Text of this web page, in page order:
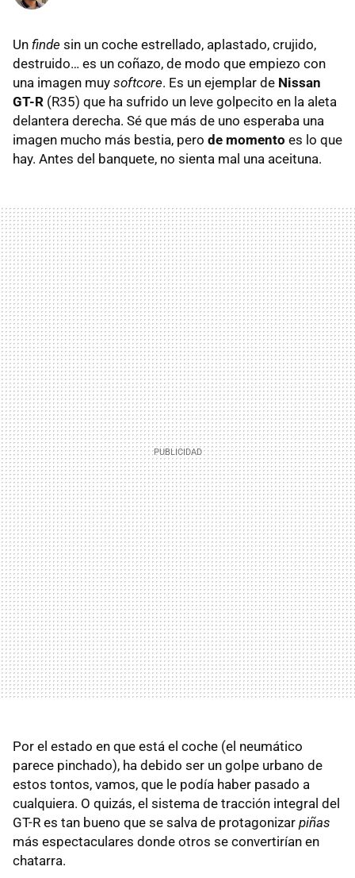
Un finde sin un coche estrellado, aplastado, crujido,
destruido… es un coñazo, de modo que empiezo con
una imagen muy softcore. Es un ejemplar de Nissan
GT-R (R35) que ha sufrido un leve golpecito en la aleta
delantera derecha. Sé que más de uno esperaba una
imagen mucho más bestia, pero de momento es lo que
hay. Antes del banquete, no sienta mal una aceituna.
Por el estado en que está el coche (el neumático
parece pinchado), ha debido ser un golpe urbano de
estos tontos, vamos, que le podía haber pasado a
cualquiera. O quizás, el sistema de tracción integral del
GT-R es tan bueno que se salva de protagonizar piñas
más espectaculares donde otros se convertirían en
chatarra.